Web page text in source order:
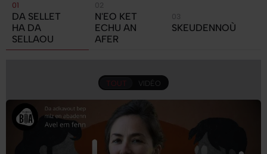
DA SELLET
HA DA
SELLAOU
N'EO KET
ECHU AN
AFER
SKEUDENNOÙ
TOUT VIDÉO